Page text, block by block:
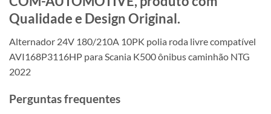
Qualidade e Design Original.
Alternador 24V 180/210A 10PK polia roda livre compatível
AVI168P3116HP para Scania K500 ônibus caminhão NTG
2022
Perguntas frequentes